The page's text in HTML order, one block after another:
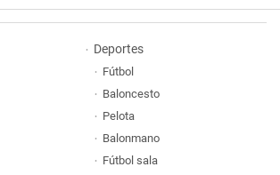
Deportes
Fútbol
Baloncesto
Pelota
Balonmano
Fútbol sala